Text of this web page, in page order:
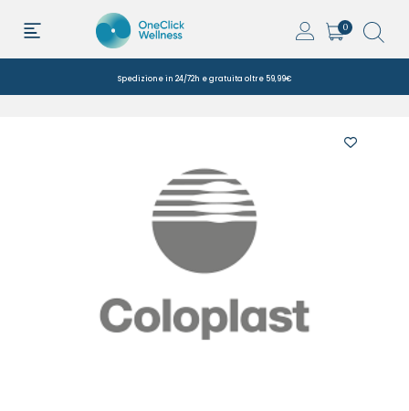
0
Spedizione in 24/72h e gratuita oltre 59,99€